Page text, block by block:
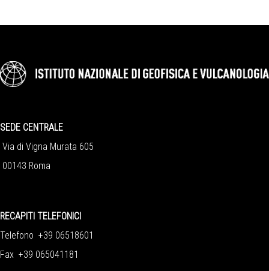
SEDE CENTRALE
Via di Vigna Murata 605
00143 Roma
RECAPITI TELEFONICI
Telefono +39 06518601
Fax +39 065041181